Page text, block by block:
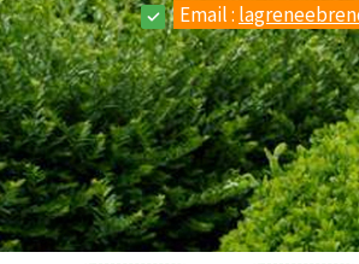
Email :